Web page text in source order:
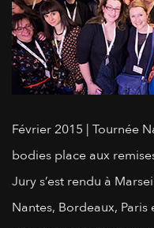
Février 2015 | Tournée
bodies place aux
Jury s’est rendu à
Nantes, Bordeaux,